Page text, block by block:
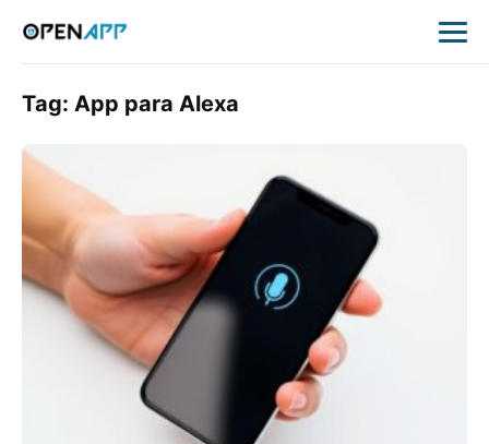
Tag: App para Alexa